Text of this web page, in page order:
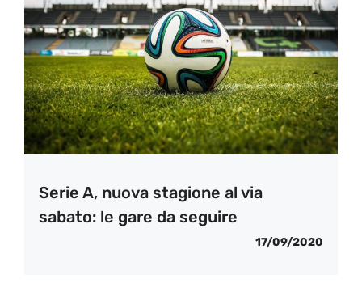
Serie A, nuova stagione al via
sabato: le gare da seguire
17/09/2020